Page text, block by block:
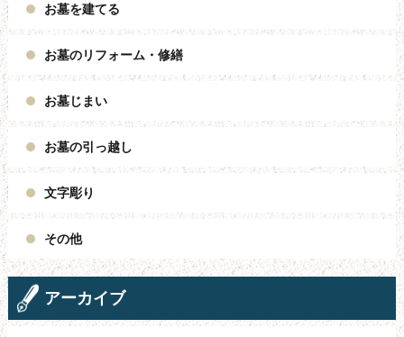
お墓を建てる
お墓のリフォーム・修繕
お墓じまい
お墓の引っ越し
文字彫り
その他
アーカイブ